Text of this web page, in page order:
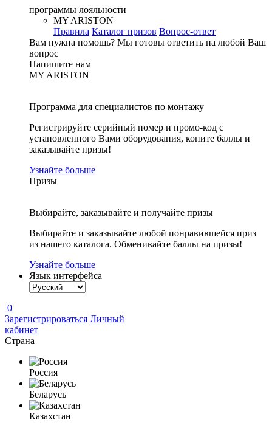
программы лояльности
MY ARISTON
Правила Каталог призов Вопрос-ответ
Вам нужна помощь? Мы готовы ответить на любой Ваш
вопрос
Напишите нам
MY ARISTON
Программа для специалистов по монтажу
Регистрируйте серийный номер и промо-код с
установленного Вами оборудования, копите баллы и
заказывайте призы!
Узнайте больше
Призы
Выбирайте, заказывайте и получайте призы
Выбирайте и заказывайте любой понравившейся приз
из нашего каталога. Обменивайте баллы на призы!
Узнайте больше
Язык интерфейса
0
Зарегистрироваться Личный
кабинет
Страна
Россия
Беларусь
Казахстан